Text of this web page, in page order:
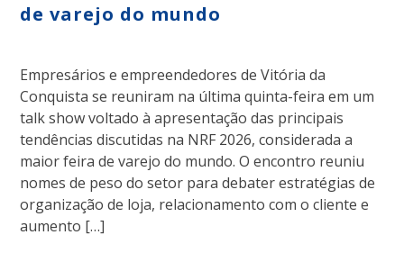
de varejo do mundo
Empresários e empreendedores de Vitória da
Conquista se reuniram na última quinta-feira em um
talk show voltado à apresentação das principais
tendências discutidas na NRF 2026, considerada a
maior feira de varejo do mundo. O encontro reuniu
nomes de peso do setor para debater estratégias de
organização de loja, relacionamento com o cliente e
aumento […]